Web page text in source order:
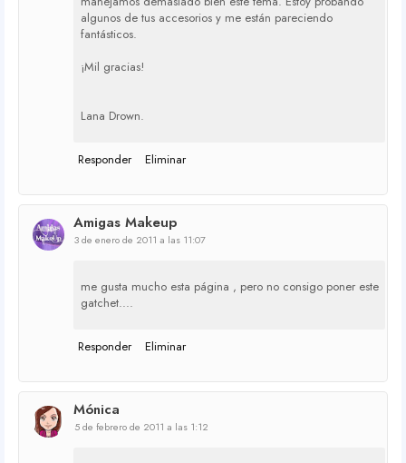
algunos de tus accesorios y me están pareciendo
fantásticos.
¡Mil gracias!
Lana Drown.
Responder Eliminar
Amigas Makeup
3 de enero de 2011 a las 11:07
me gusta mucho esta página , pero no consigo poner este
gatchet....
Responder Eliminar
Mónica
5 de febrero de 2011 a las 1:12